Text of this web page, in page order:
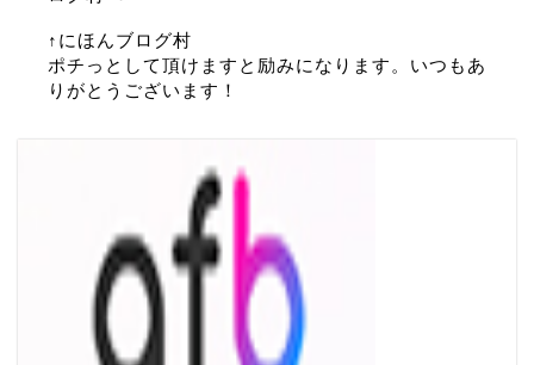
↑にほんブログ村
ポチっとして頂けますと励みになります。いつもあ
りがとうございます！